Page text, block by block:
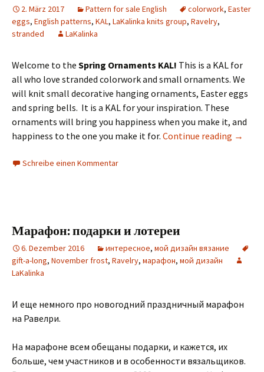
2. März 2017 Pattern for sale English colorwork, Easter
eggs, English patterns, KAL, LaKalinka knits group, Ravelry,
stranded
LaKalinka
Welcome to the Spring Ornaments KAL! This is a KAL for
all who love stranded colorwork and small ornaments. We
will knit small decorative hanging ornaments, Easter eggs
and spring bells. It is a KAL for your inspiration. These
ornaments will bring you happiness when you make it, and
happiness to the one you make it for. Continue reading →
Schreibe einen Kommentar
Марафон: подарки и лотереи
6. Dezember 2016 интересное, мой дизайн вязание
gift-a-long, November frost, Ravelry, марафон, мой дизайн
LaKalinka
И еще немного про новогодний праздничный марафон
на Равелри.
На марафоне всем обещаны подарки, и кажется, их
больше, чем участников и в особенности вязальщиков.